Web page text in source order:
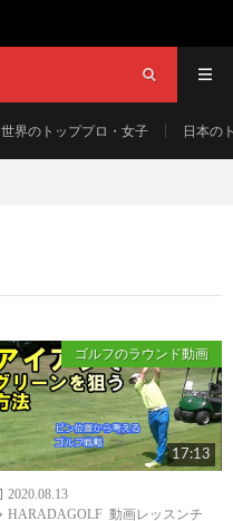
世界のトッププロ・女子 日本の
ゴルフのラウンド動画
17:13
2020.08.13
HARADAGOLF 動画レッスンチ